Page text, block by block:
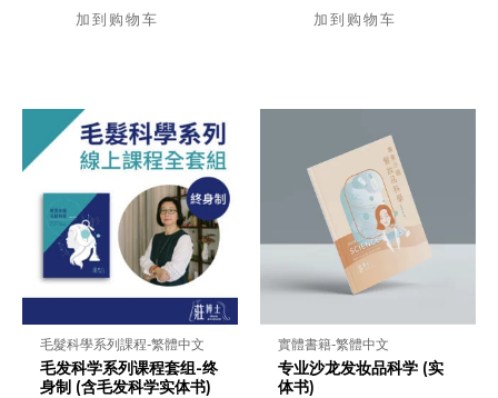
加到购物车 加到购物车
毛髮科學系列課程-繁體中文
毛发科学系列课程套组-终
身制 (含毛发科学实体书)
實體書籍-繁體中文
专业沙龙发妆品科学 (实
体书)